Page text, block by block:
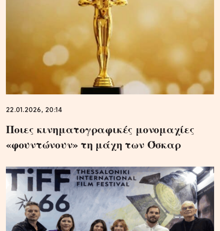
22.01.2026, 20:14
Ποιες κινηματογραφικές μονομαχίες
«φουντώνουν» τη μάχη των Όσκαρ